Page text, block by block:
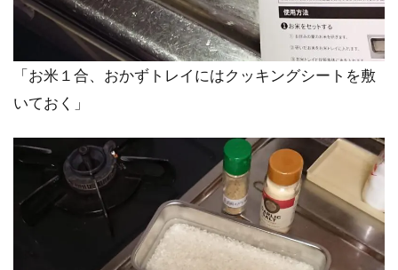
「お米１合、おかずトレイにはクッキングシートを敷
いておく」